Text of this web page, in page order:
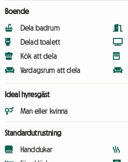
Boende
Dela badrum
Delad toalett
Kök att dela
Vardagsrum att dela
Ideal hyresgäst
Man eller kvinna
Standardutrustning
Handdukar